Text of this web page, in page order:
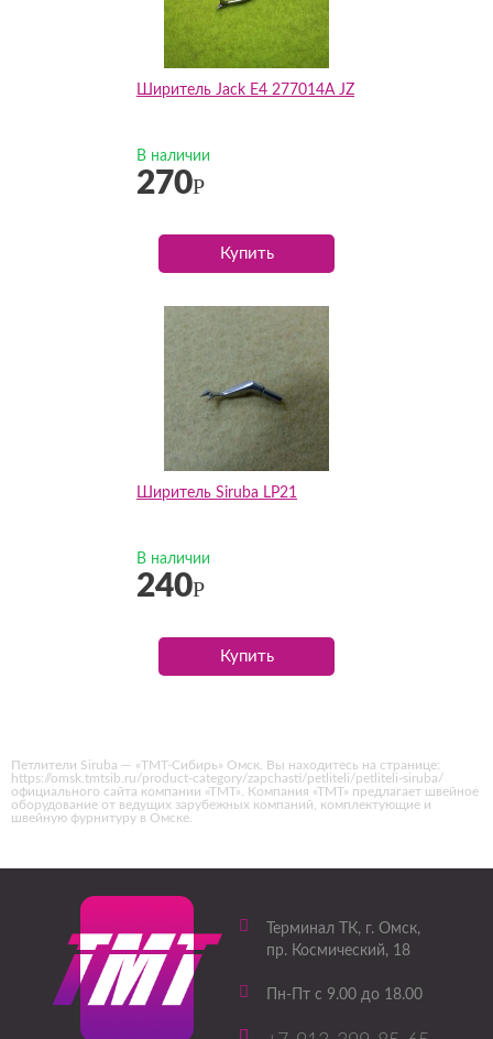
Ширитель Jack E4 277014A JZ
В наличии
270Р
Купить
Ширитель Siruba LP21
В наличии
240Р
Купить
Петлители Siruba — «ТМТ-Сибирь» Омск. Вы находитесь на странице:
https://omsk.tmtsib.ru/product-category/zapchasti/petliteli/petliteli-siruba/
официального сайта компании «ТМТ». Компания «ТМТ» предлагает швейное
оборудование от ведущих зарубежных компаний, комплектующие и
швейную фурнитуру в Омске.
Терминал ТК, г. Омск,
пр. Космический, 18
Пн-Пт с 9.00 до 18.00